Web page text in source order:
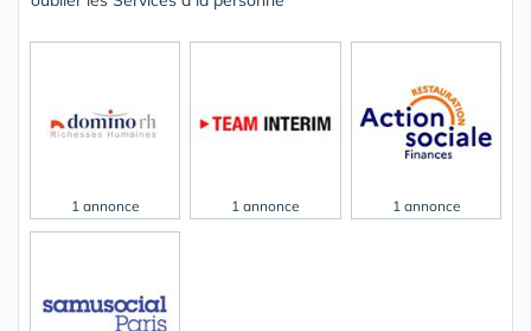
1 annonce 1 annonce 1 annonce